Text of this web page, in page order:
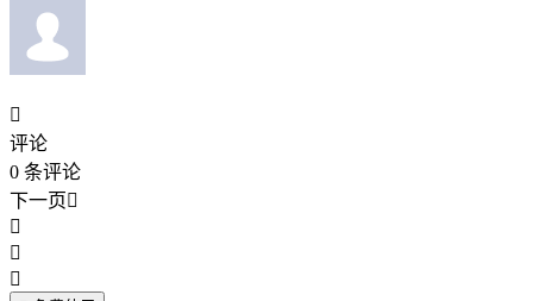

评论
0 条评论
下一页


